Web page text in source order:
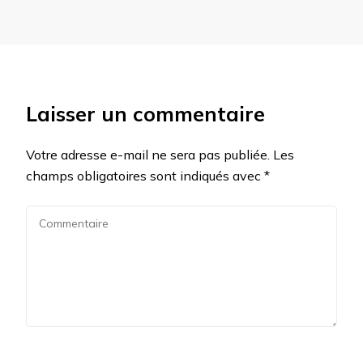
Laisser un commentaire
Votre adresse e-mail ne sera pas publiée. Les
champs obligatoires sont indiqués avec *